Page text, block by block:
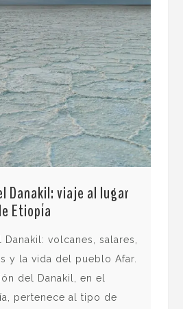
Danakil: viaje al lugar
Etiopía
Danakil: volcanes, salares,
y la vida del pueblo Afar.
del Danakil, en el
pertenece al tipo de